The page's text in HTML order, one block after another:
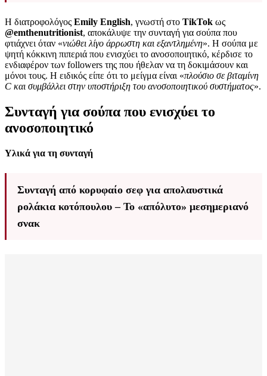
Η διατροφολόγος Emily English, γνωστή στο TikTok ως
@emthenutritionist, αποκάλυψε την συνταγή για σούπα που
φτιάχνει όταν «νιώθει λίγο άρρωστη και εξαντλημένη». Η σούπα με
ψητή κόκκινη πιπεριά που ενισχύει το ανοσοποιητικό, κέρδισε το
ενδιαφέρον των followers της που ήθελαν να τη δοκιμάσουν και
μόνοι τους. Η ειδικός είπε ότι το μείγμα είναι «πλούσιο σε βιταμίνη
C και συμβάλλει στην υποστήριξη του ανοσοποιητικού συστήματος».
Συνταγή για σούπα που ενισχύει το
ανοσοποιητικό
Υλικά για τη συνταγή
Συνταγή από κορυφαίο σεφ για απολαυστικά
ρολάκια κοτόπουλου – Το «απόλυτο» μεσημεριανό
σνακ